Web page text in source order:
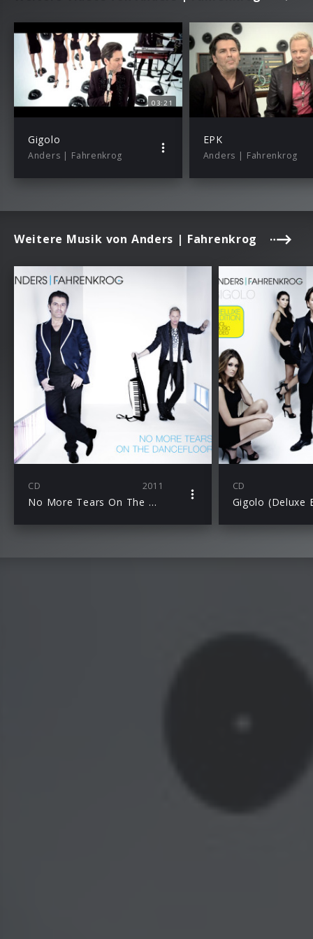
03:21
Gigolo
Anders | Fahrenkrog
EPK
Anders | Fahrenkrog
Weitere Musik von Anders | Fahrenkrog
CD 2011
No More Tears On The Dancefloor
CD
Gigolo (Deluxe